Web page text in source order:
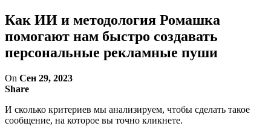
Как ИИ и методология Ромашка
помогают нам быстро создавать
персональные рекламные пуши
On Сен 29, 2023
Share
И сколько критериев мы анализируем, чтобы сделать такое
сообщение, на которое вы точно кликнете.